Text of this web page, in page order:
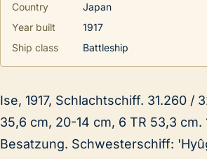
Country
Japan
Year built
1917
Ship class
Battleship
Ise, 1917, Schlachtschiff. 31.260 /
35,6 cm, 20-14 cm, 6 TR 53,3 cm.
Besatzung. Schwesterschiff: